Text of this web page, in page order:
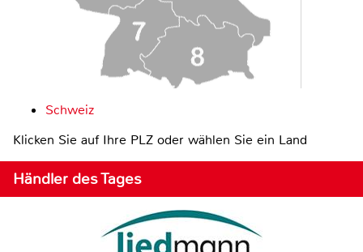
Schweiz
Klicken Sie auf Ihre PLZ oder wählen Sie ein Land
Händler des Tages